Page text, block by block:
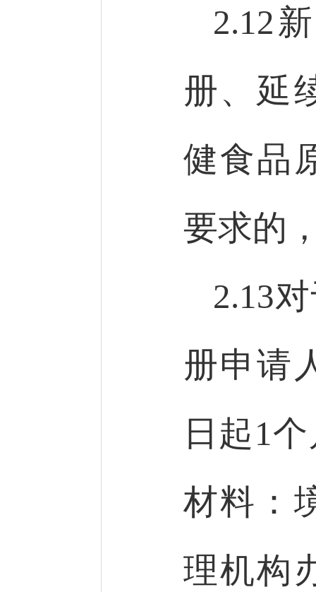
2.12
册、延
健食品
要求的
2.13
册申请
日起1
材料：
理机构